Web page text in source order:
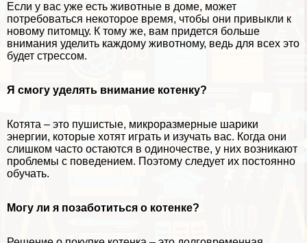
Если у вас уже есть животные в доме, может
потребоваться некоторое время, чтобы они привыкли к
новому питомцу. К тому же, вам придется больше
внимания уделить каждому животному, ведь для всех это
будет стрессом.
Я смогу уделять внимание котенку?
Котята – это пушистые, микроразмерные шарики
энергии, которые хотят играть и изучать вас. Когда они
слишком часто остаются в одиночестве, у них возникают
проблемы с поведением. Поэтому следует их постоянно
обучать.
Могу ли я позаботиться о котенке?